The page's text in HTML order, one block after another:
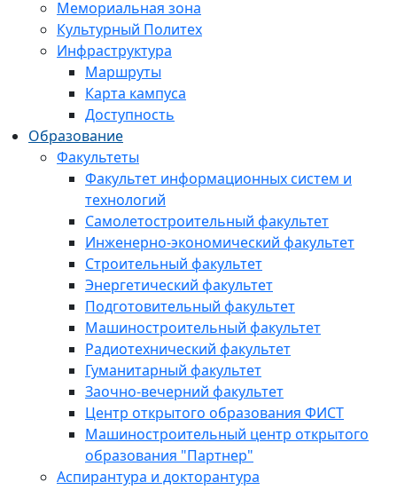
Мемориальная зона
Культурный Политех
Инфраструктура
Маршруты
Карта кампуса
Доступность
Образование
Факультеты
Факультет информационных систем и
технологий
Самолетостроительный факультет
Инженерно-экономический факультет
Строительный факультет
Энергетический факультет
Подготовительный факультет
Машиностроительный факультет
Радиотехнический факультет
Гуманитарный факультет
Заочно-вечерний факультет
Центр открытого образования ФИСТ
Машиностроительный центр открытого
образования "Партнер"
Аспирантура и докторантура